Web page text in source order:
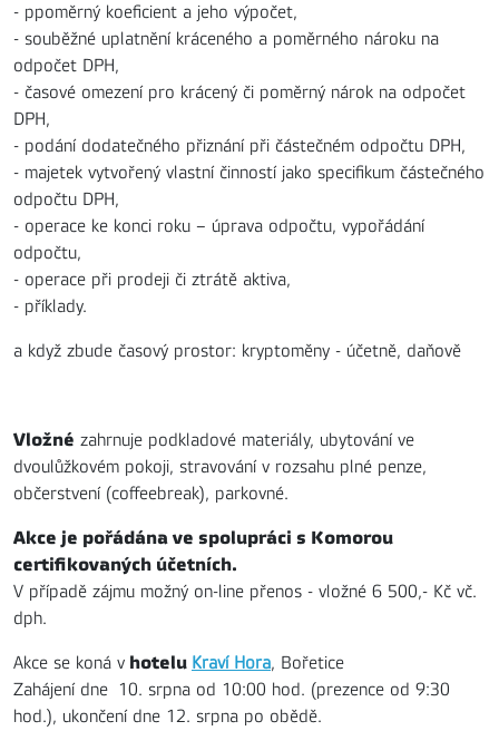
- ppoměrný koeficient a jeho výpočet,
- souběžné uplatnění kráceného a poměrného nároku na
odpočet DPH,
- časové omezení pro krácený či poměrný nárok na odpočet
DPH,
- podání dodatečného přiznání při částečném odpočtu DPH,
- majetek vytvořený vlastní činností jako specifikum částečného
odpočtu DPH,
- operace ke konci roku – úprava odpočtu, vypořádání
odpočtu,
- operace při prodeji či ztrátě aktiva,
- příklady.
a když zbude časový prostor: kryptoměny - účetně, daňově
Vložné zahrnuje podkladové materiály, ubytování ve
dvoulůžkovém pokoji, stravování v rozsahu plné penze,
občerstvení (coffeebreak), parkovné.
Akce je pořádána ve spolupráci s Komorou
certifikovaných účetních.
V případě zájmu možný on-line přenos - vložné 6 500,- Kč vč.
dph.
Akce se koná v hotelu Kraví Hora, Bořetice
Zahájení dne 10. srpna od 10:00 hod. (prezence od 9:30
hod.), ukončení dne 12. srpna po obědě.